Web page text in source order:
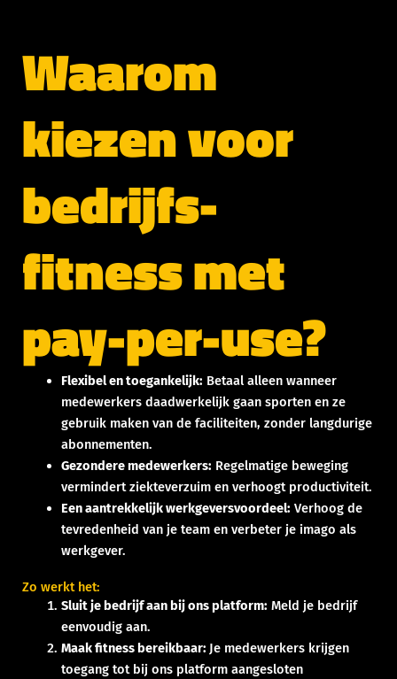
Waarom
kiezen voor
bedrijfs-
fitness met
pay-per-use?
Flexibel en toegankelijk: Betaal alleen wanneer
medewerkers daadwerkelijk gaan sporten en ze
gebruik maken van de faciliteiten, zonder langdurige
abonnementen.
Gezondere medewerkers: Regelmatige beweging
vermindert ziekteverzuim en verhoogt productiviteit.
Een aantrekkelijk werkgeversvoordeel: Verhoog de
tevredenheid van je team en verbeter je imago als
werkgever.
Zo werkt het:
Sluit je bedrijf aan bij ons platform: Meld je bedrijf
eenvoudig aan.
Maak fitness bereikbaar: Je medewerkers krijgen
toegang tot bij ons platform aangesloten